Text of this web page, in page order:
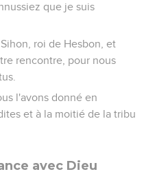
que je suis
roi de Hesbon, et
rencontre, pour nous
l'avons donné en
et à la moitié de la tribu
avec Dieu